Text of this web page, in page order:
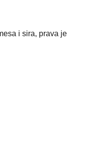
i sira, prava je